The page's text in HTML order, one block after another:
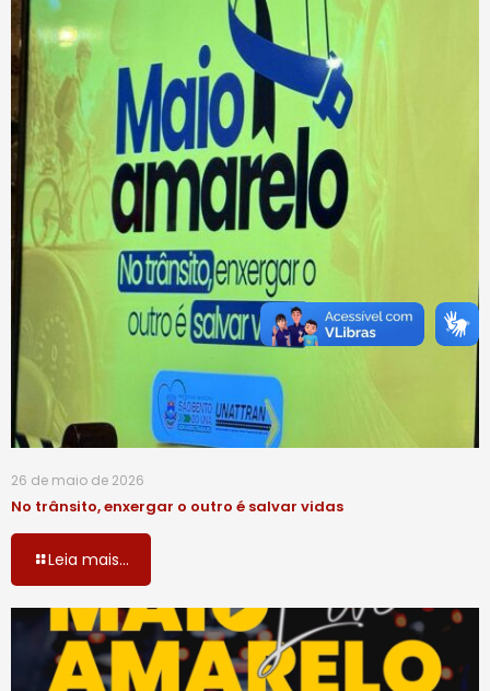
26 de maio de 2026
No trânsito, enxergar o outro é salvar vidas
Leia mais...